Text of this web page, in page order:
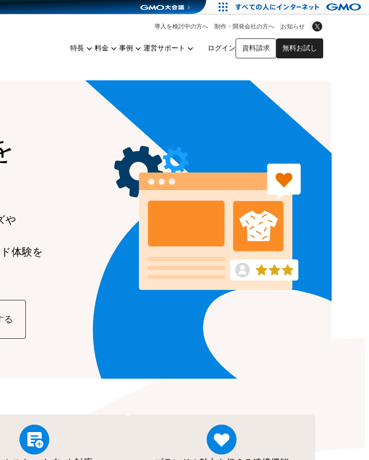
特長 料金 事例 運営サポート ログイン 資料請求 無料お試し
導入を検討中の方へ 制作・開発会社の方へ お知らせ
雑貨販売 アプリストア
料金シミュレーション
コミュニティイベントCarty
YouTubeチャンネル
や
体験を
る